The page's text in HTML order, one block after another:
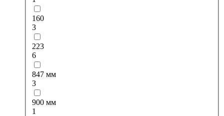
160
3
223
6
847 мм
3
900 мм
1